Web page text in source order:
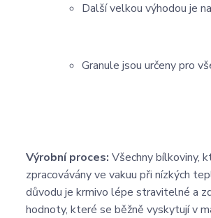
Další velkou výhodou je
Granule jsou určeny pro
Výrobní proces: Všechny bílkoviny,
zpracovávány ve vakuu při nízkých
důvodu je krmivo lépe stravitelné a
hodnoty, které se běžně vyskytují v